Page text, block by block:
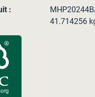
:
41.714256